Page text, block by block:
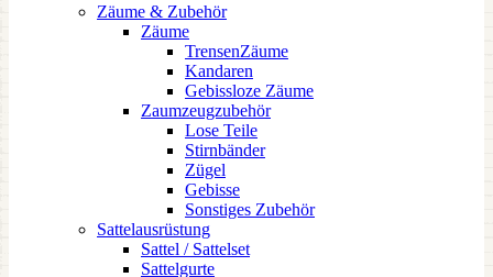
Zäume & Zubehör
Zäume
TrensenZäume
Kandaren
Gebissloze Zäume
Zaumzeugzubehör
Lose Teile
Stirnbänder
Zügel
Gebisse
Sonstiges Zubehör
Sattelausrüstung
Sattel / Sattelset
Sattelgurte